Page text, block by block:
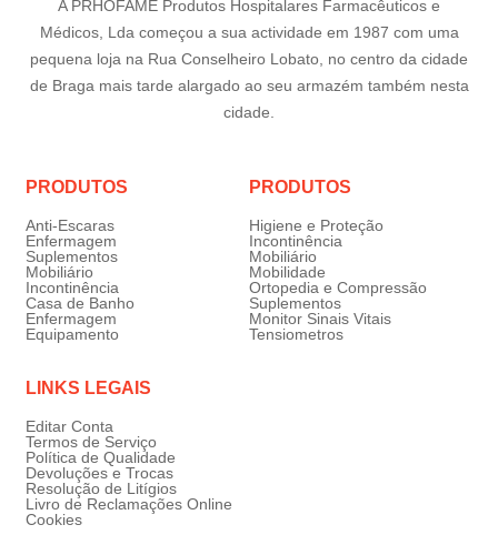
A PRHOFAME Produtos Hospitalares Farmacêuticos e
Médicos, Lda começou a sua actividade em 1987 com uma
pequena loja na Rua Conselheiro Lobato, no centro da cidade
de Braga mais tarde alargado ao seu armazém também nesta
cidade.
PRODUTOS
Anti-Escaras
Enfermagem
Suplementos
Mobiliário
Incontinência
Casa de Banho
Enfermagem
Equipamento
PRODUTOS
Higiene e Proteção
Incontinência
Mobiliário
Mobilidade
Ortopedia e Compressão
Suplementos
Monitor Sinais Vitais
Tensiometros
LINKS LEGAIS
Editar Conta
Termos de Serviço
Política de Qualidade
Devoluções e Trocas
Resolução de Litígios
Livro de Reclamações Online
Cookies